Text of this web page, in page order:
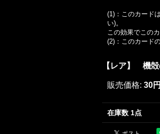
(1)：このカード
い)。
この効果でこの
(2)：このカード
【レア】 機殻
販売価格: 30円
在庫数 1点